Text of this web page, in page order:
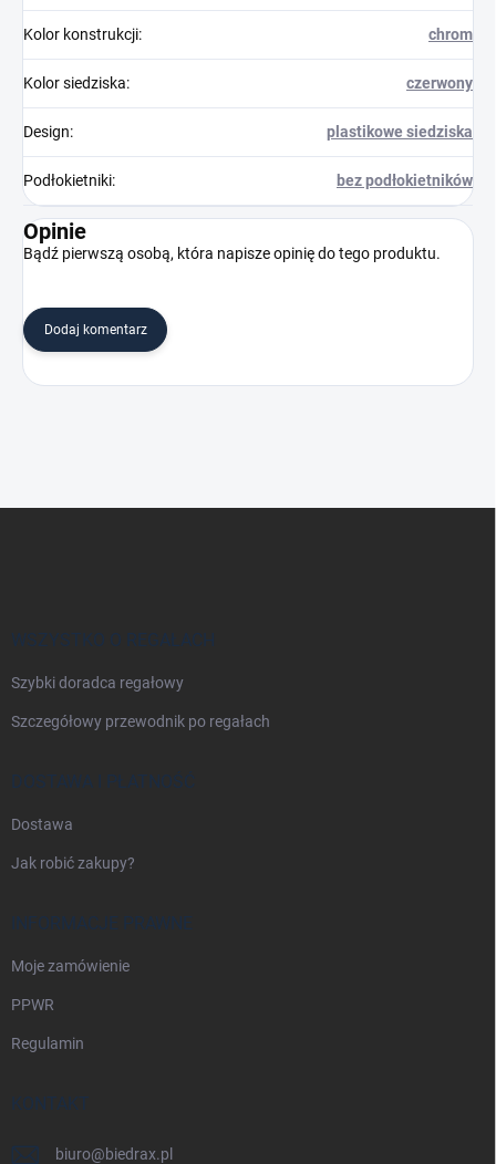
Kolor konstrukcji: chrom
Kolor siedziska: czerwony
Design: plastikowe siedziska
Podłokietniki: bez podłokietników
Opinie
Bądź pierwszą osobą, która napisze opinię do tego produktu.
Dodaj komentarz
WSZYSTKO O REGAŁACH
Szybki doradca regałowy
Szczegółowy przewodnik po regałach
DOSTAWA I PŁATNOŚĆ
Dostawa
Jak robić zakupy?
INFORMACJE PRAWNE
Moje zamówienie
PPWR
Regulamin
KONTAKT
biuro@biedrax.pl